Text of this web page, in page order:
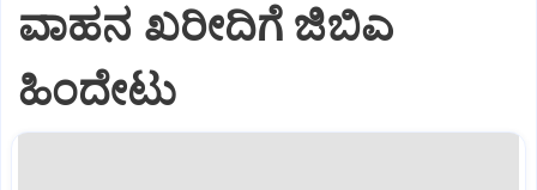
ವಾಹನ ಖರೀದಿಗೆ ಜಿಬಿಎ
ಹಿಂದೇಟು